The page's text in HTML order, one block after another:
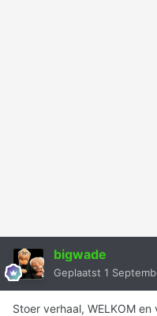
bigwade
Geplaatst 1
Stoer verhaal, WELKOM